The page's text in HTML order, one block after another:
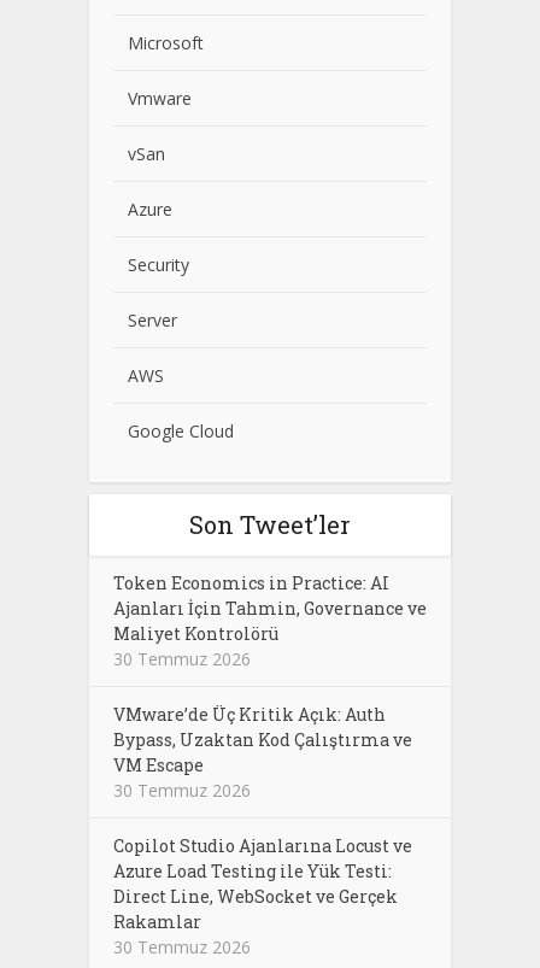
Microsoft
Vmware
vSan
Azure
Security
Server
AWS
Google Cloud
Son Tweet’ler
Token Economics in Practice: AI
Ajanları İçin Tahmin, Governance ve
Maliyet Kontrolörü
30 Temmuz 2026
VMware’de Üç Kritik Açık: Auth
Bypass, Uzaktan Kod Çalıştırma ve
VM Escape
30 Temmuz 2026
Copilot Studio Ajanlarına Locust ve
Azure Load Testing ile Yük Testi:
Direct Line, WebSocket ve Gerçek
Rakamlar
30 Temmuz 2026